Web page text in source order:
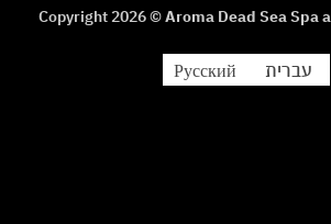
Copyright 2026 ©Aroma Dead Sea
Русский